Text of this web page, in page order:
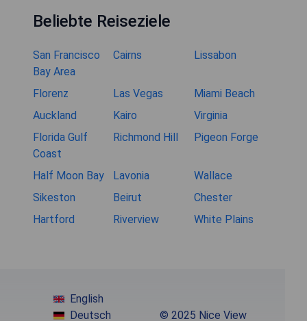
Beliebte Reiseziele
San Francisco
Bay Area
Cairns Lissabon
Florenz Las Vegas
Miami Beach
Auckland
Kairo
Virginia
Florida Gulf
Coast
Richmond Hill Pigeon Forge
Half Moon Bay Lavonia
Wallace
Sikeston
Beirut
Chester
Hartford
Riverview White Plains
English
Deutsch
© 2025 Nice View